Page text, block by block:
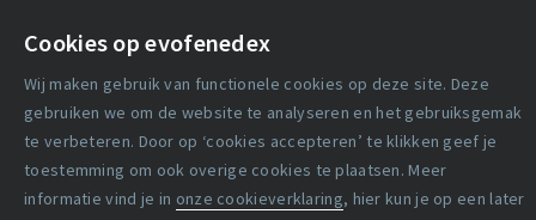
Cookies op evofenedex
Wij maken gebruik van functionele cookies op deze site. Deze
gebruiken we om de website te analyseren en het gebruiksgemak
te verbeteren. Door op ‘cookies accepteren’ te klikken geef je
toestemming om ook overige cookies te plaatsen. Meer
informatie vind je in onze cookieverklaring, hier kun je op een later
Lidmaatschapsvoorwaarden
Disclaimer
Privacy verklaring
Facebook
X LinkedIn